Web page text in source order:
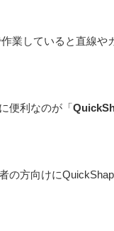
業していると直線や
便利なのが「
の方向けに